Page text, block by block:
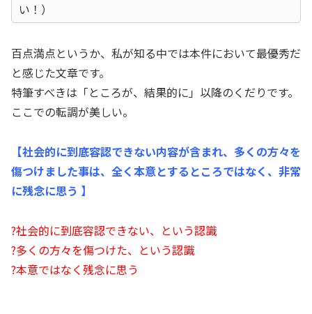
い！）
百点満点というか、私が知る中では本件において最優秀だ
と感じた文章です。
特筆すべきは「ところが、結果的に」以降のくだりです。
ここでの転調が美しい。
【社会的に到底容認できない内容が含まれ、多くの方々を
傷つけました事は、全く本意とするところではなく、非常
に残念に思う 】
?社会的に到底容認できない、という認識
?多くの方々を傷つけた、という認識
?本意ではなく残念に思う